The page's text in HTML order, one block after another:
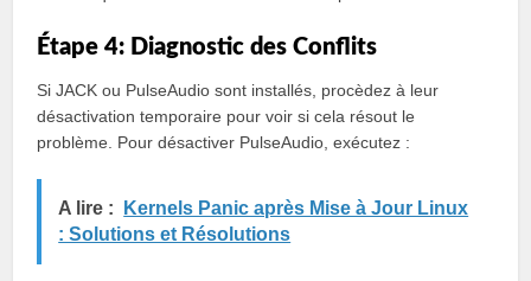
Étape 4: Diagnostic des Conflits
Si JACK ou PulseAudio sont installés, procèdez à leur
désactivation temporaire pour voir si cela résout le
problème. Pour désactiver PulseAudio, exécutez :
A lire :
Kernels Panic après Mise à Jour Linux
: Solutions et Résolutions